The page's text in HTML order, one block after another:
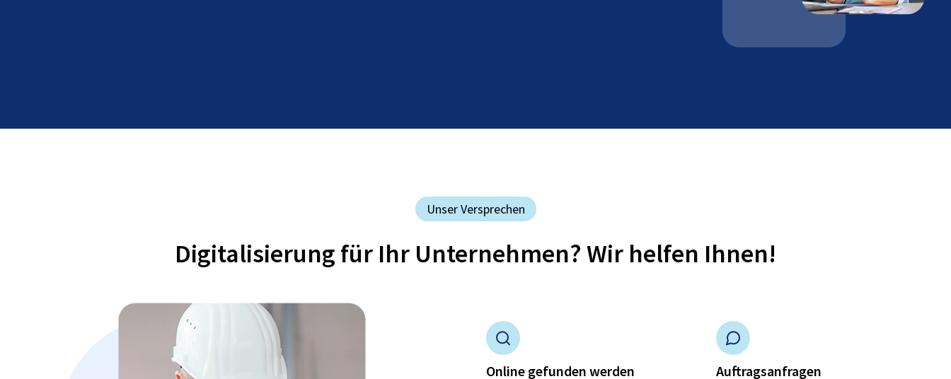
Unser Versprechen
Digitalisierung für Ihr Unternehmen? Wir helfen Ihnen!
Online gefunden werden Auftragsanfragen